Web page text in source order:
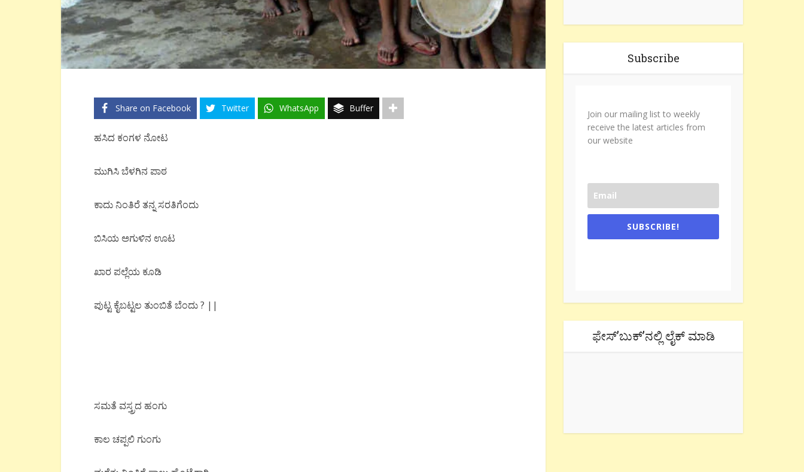
Share on Facebook Twitter WhatsApp Buffer
ಹಸಿದ ಕಂಗಳ ನೋಟ
ಮುಗಿಸಿ ಬೆಳಗಿನ ಪಾಠ
ಕಾದು ನಿಂತಿರೆ ತನ್ನ ಸರತಿಗೆಂದು
ಬಿಸಿಯ ಅಗುಳಿನ ಊಟ
ಖಾರ ಪಲ್ಲೆಯ ಕೂಡಿ
ಪುಟ್ಟ ಕೈಬಟ್ಟಲ ತುಂಬಿತೆ ಬೆಂದು ? ||
ಸಮತೆ ವಸ್ತ್ರದ ಹಂಗು
ಕಾಲ ಚಪ್ಪಲಿ ಗುಂಗು
Subscribe
Join our mailing list to weekly
receive the latest articles from
our website
SUBSCRIBE!
ಫೇಸ್’ಬುಕ್’ನಲ್ಲಿ ಲೈಕ್ ಮಾಡಿ